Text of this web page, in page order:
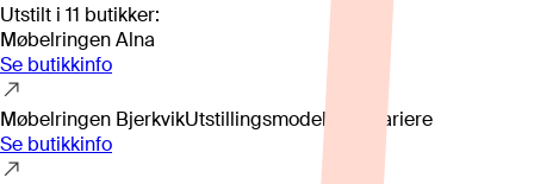
Utstilt i 11 butikker:
Møbelringen Alna
Se butikkinfo
Møbelringen BjerkvikUtstillingsmodell kan variere
Se butikkinfo